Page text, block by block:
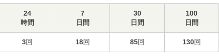
24
時間
7
日間
30
日間
100
日間
3回 18回 85回 130回